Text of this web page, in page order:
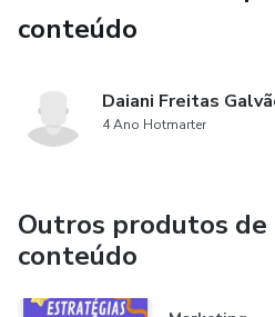
conteúdo
Daiani Freitas
4 Ano Hotmarter
Outros produtos de
conteúdo